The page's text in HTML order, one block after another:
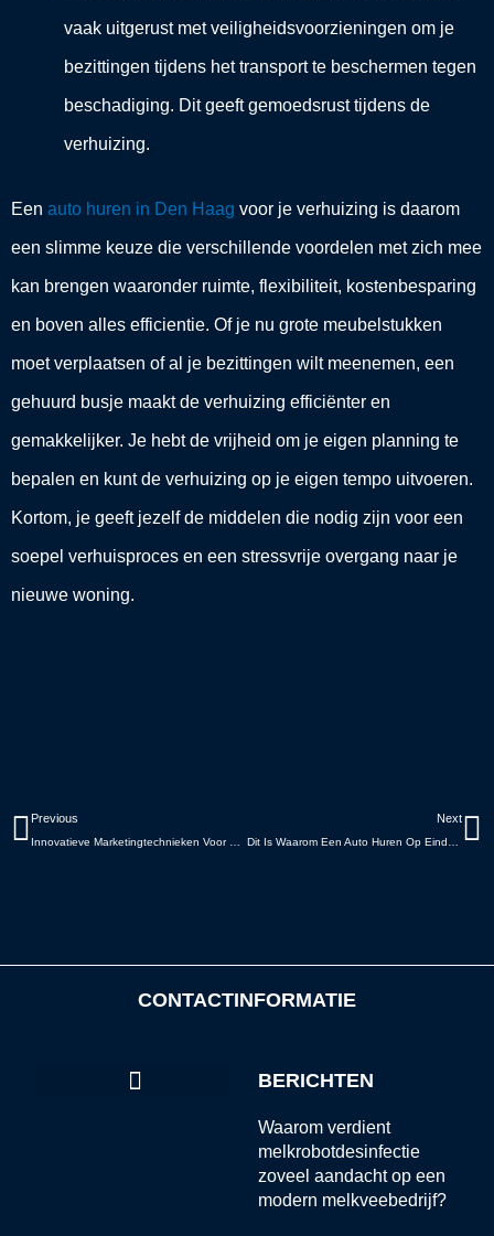
vaak uitgerust met veiligheidsvoorzieningen om je
bezittingen tijdens het transport te beschermen tegen
beschadiging. Dit geeft gemoedsrust tijdens de
verhuizing.
Een auto huren in Den Haag voor je verhuizing is daarom
een slimme keuze die verschillende voordelen met zich mee
kan brengen waaronder ruimte, flexibiliteit, kostenbesparing
en boven alles efficientie. Of je nu grote meubelstukken
moet verplaatsen of al je bezittingen wilt meenemen, een
gehuurd busje maakt de verhuizing efficiënter en
gemakkelijker. Je hebt de vrijheid om je eigen planning te
bepalen en kunt de verhuizing op je eigen tempo uitvoeren.
Kortom, je geeft jezelf de middelen die nodig zijn voor een
soepel verhuisproces en een stressvrije overgang naar je
nieuwe woning.
Vorige
Previous Next
CONTACTINFORMATIE
BERICHTEN
Waarom verdient
melkrobotdesinfectie
zoveel aandacht op een
modern melkveebedrijf?